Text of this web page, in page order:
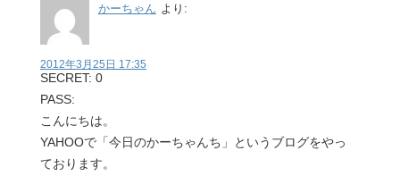
かーちゃん より:
2012年3月25日 17:35
SECRET: 0
PASS:
こんにちは。
YAHOOで「今日のかーちゃんち」というブログをやっ
ております。